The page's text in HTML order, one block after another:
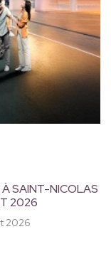
À SAINT-NICOLAS
2026
2026